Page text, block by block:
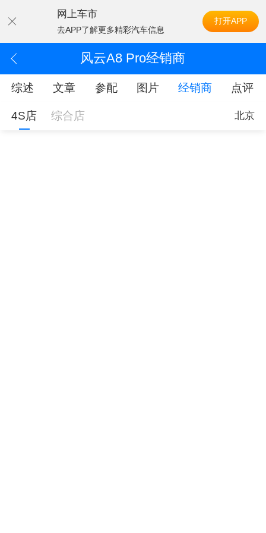
网上车市
去APP了解更多精彩汽车信息
打开APP
风云A8 Pro经销商
综述 文章 参配 图片 经销商 点评
4S店 综合店 北京